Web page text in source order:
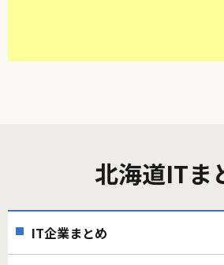
北海道ITま
IT企業まとめ